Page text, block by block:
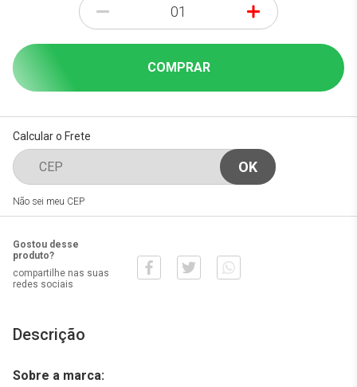
- +
COMPRAR
Calcular o Frete
Não sei meu CEP
Gostou desse
produto?
compartilhe nas suas
redes sociais
Descrição
Sobre a marca: